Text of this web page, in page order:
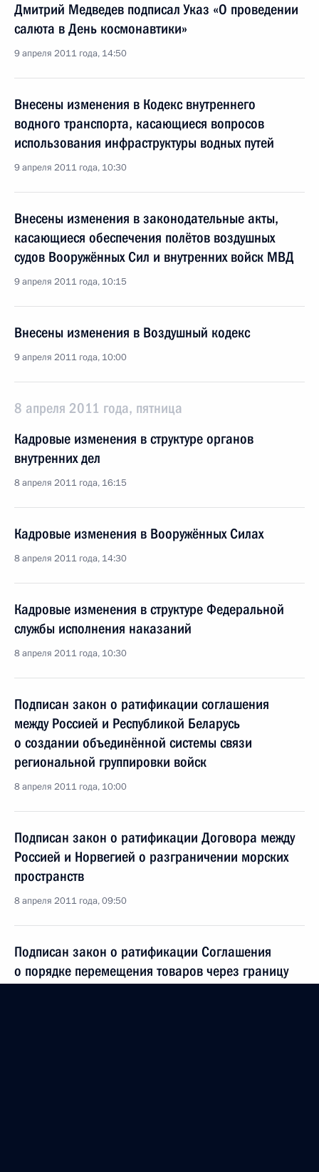
Дмитрий Медведев подписал Указ «О проведении
салюта в День космонавтики»
9 апреля 2011 года, 14:50
Внесены изменения в Кодекс внутреннего
водного транспорта, касающиеся вопросов
использования инфраструктуры водных путей
9 апреля 2011 года, 10:30
Внесены изменения в законодательные акты,
касающиеся обеспечения полётов воздушных
судов Вооружённых Сил и внутренних войск МВД
9 апреля 2011 года, 10:15
Внесены изменения в Воздушный кодекс
9 апреля 2011 года, 10:00
8 апреля 2011 года, пятница
Кадровые изменения в структуре органов
внутренних дел
8 апреля 2011 года, 16:15
Кадровые изменения в Вооружённых Силах
8 апреля 2011 года, 14:30
Кадровые изменения в структуре Федеральной
службы исполнения наказаний
8 апреля 2011 года, 10:30
Подписан закон о ратификации соглашения
между Россией и Республикой Беларусь
о создании объединённой системы связи
региональной группировки войск
8 апреля 2011 года, 10:00
Подписан закон о ратификации Договора между
Россией и Норвегией о разграничении морских
пространств
8 апреля 2011 года, 09:50
Подписан закон о ратификации Соглашения
о порядке перемещения товаров через границу